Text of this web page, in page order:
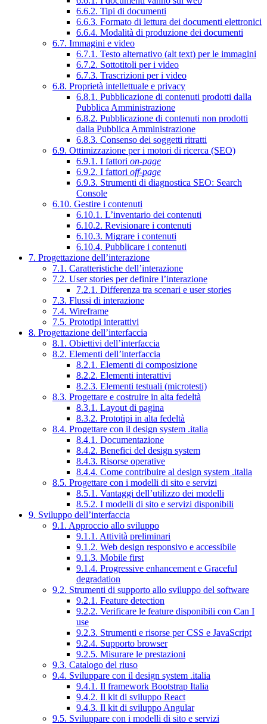
6.6.2. Tipi di documenti
6.6.3. Formato di lettura dei documenti elettronici
6.6.4. Modalità di produzione dei documenti
6.7. Immagini e video
6.7.1. Testo alternativo (alt text) per le immagini
6.7.2. Sottotitoli per i video
6.7.3. Trascrizioni per i video
6.8. Proprietà intellettuale e privacy
6.8.1. Pubblicazione di contenuti prodotti dalla
Pubblica Amministrazione
6.8.2. Pubblicazione di contenuti non prodotti
dalla Pubblica Amministrazione
6.8.3. Consenso dei soggetti ritratti
6.9. Ottimizzazione per i motori di ricerca (SEO)
6.9.1. I fattori on-page
6.9.2. I fattori off-page
6.9.3. Strumenti di diagnostica SEO: Search
Console
6.10. Gestire i contenuti
6.10.1. L’inventario dei contenuti
6.10.2. Revisionare i contenuti
6.10.3. Migrare i contenuti
6.10.4. Pubblicare i contenuti
7. Progettazione dell’interazione
7.1. Caratteristiche dell’interazione
7.2. User stories per definire l’interazione
7.2.1. Differenza tra scenari e user stories
7.3. Flussi di interazione
7.4. Wireframe
7.5. Prototipi interattivi
8. Progettazione dell’interfaccia
8.1. Obiettivi dell’interfaccia
8.2. Elementi dell’interfaccia
8.2.1. Elementi di composizione
8.2.2. Elementi interattivi
8.2.3. Elementi testuali (microtesti)
8.3. Progettare e costruire in alta fedeltà
8.3.1. Layout di pagina
8.3.2. Prototipi in alta fedeltà
8.4. Progettare con il design system .italia
8.4.1. Documentazione
8.4.2. Benefici del design system
8.4.3. Risorse operative
8.4.4. Come contribuire al design system .italia
8.5. Progettare con i modelli di sito e servizi
8.5.1. Vantaggi dell’utilizzo dei modelli
8.5.2. I modelli di sito e servizi disponibili
9. Sviluppo dell’interfaccia
9.1. Approccio allo sviluppo
9.1.1. Attività preliminari
9.1.2. Web design responsivo e accessibile
9.1.3. Mobile first
9.1.4. Progressive enhancement e Graceful
degradation
9.2. Strumenti di supporto allo sviluppo del software
9.2.1. Feature detection
9.2.2. Verificare le feature disponibili con Can I
use
9.2.3. Strumenti e risorse per CSS e JavaScript
9.2.4. Supporto browser
9.2.5. Misurare le prestazioni
9.3. Catalogo del riuso
9.4. Sviluppare con il design system .italia
9.4.1. Il framework Bootstrap Italia
9.4.2. Il kit di sviluppo React
9.4.3. Il kit di sviluppo Angular
9.5. Sviluppare con i modelli di sito e servizi